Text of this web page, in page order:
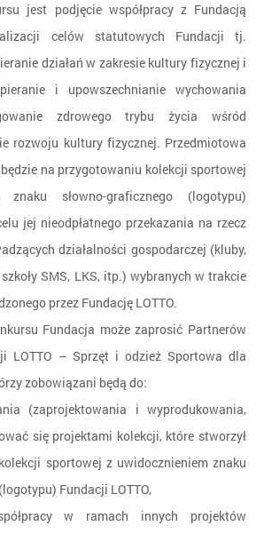
jest podjęcie współpracy z Fundacją
celów statutowych Fundacji tj.
działań w zakresie kultury fizycznej i
i upowszechnianie wychowania
zdrowego trybu życia wśród
rozwoju kultury fizycznej. Przedmiotowa
na przygotowaniu kolekcji sportowej
słowno-graficznego (logotypu)
jej nieodpłatnego przekazania na rzecz
działalności gospodarczej (kluby,
szkoły SMS, LKS, itp.) wybranych w trakcie
przez Fundację LOTTO.
Fundacja może zaprosić Partnerów
LOTTO – Sprzęt i odzież Sportowa dla
zobowiązani będą do:
(zaprojektowania i wyprodukowania,
się projektami kolekcji, które stworzył
sportowej z uwidocznieniem znaku
Fundacji LOTTO,
w ramach innych projektów